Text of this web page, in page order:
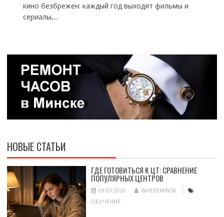
кино безбрежен: каждый год выходят фильмы и
сериалы,...
НОВЫЕ СТАТЬИ
ГДЕ ГОТОВИТЬСЯ К ЦТ: СРАВНЕНИЕ
ПОПУЛЯРНЫХ ЦЕНТРОВ
09.03.2026
WHEREMINSK
ОБУЧЕНИЕ